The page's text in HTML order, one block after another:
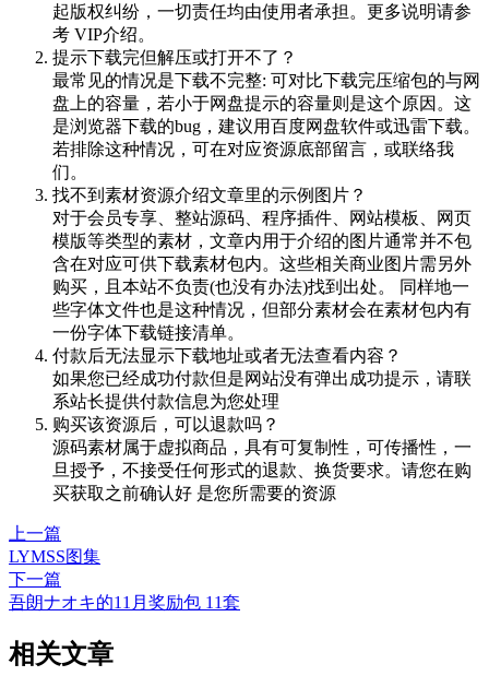
起版权纠纷，一切责任均由使用者承担。更多说明请参
考 VIP介绍。
提示下载完但解压或打开不了？
最常见的情况是下载不完整: 可对比下载完压缩包的与网
盘上的容量，若小于网盘提示的容量则是这个原因。这
是浏览器下载的bug，建议用百度网盘软件或迅雷下载。
若排除这种情况，可在对应资源底部留言，或联络我
们。
找不到素材资源介绍文章里的示例图片？
对于会员专享、整站源码、程序插件、网站模板、网页
模版等类型的素材，文章内用于介绍的图片通常并不包
含在对应可供下载素材包内。这些相关商业图片需另外
购买，且本站不负责(也没有办法)找到出处。 同样地一
些字体文件也是这种情况，但部分素材会在素材包内有
一份字体下载链接清单。
付款后无法显示下载地址或者无法查看内容？
如果您已经成功付款但是网站没有弹出成功提示，请联
系站长提供付款信息为您处理
购买该资源后，可以退款吗？
源码素材属于虚拟商品，具有可复制性，可传播性，一
旦授予，不接受任何形式的退款、换货要求。请您在购
买获取之前确认好 是您所需要的资源
上一篇
LYMSS图集
下一篇
吾朗ナオキ的11月奖励包 11套
相关文章